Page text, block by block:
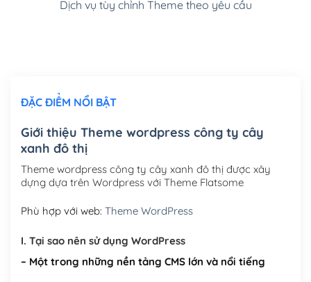
Cài đặt SMTP Mail cho site Wordpress(+100,000₫)
Mua thêm Host + Tên miền
Tên miền quốc tế .com .net .org (1 năm)
(+300,000₫)
Tên miền Việt Nam .vn (1 năm)
Hosting 2GB SSD (1 năm)(+450,000₫)
Hosting 3GB SSD (1 năm)(+550,000₫)
Hosting 5GB SSD (1 năm)
Hosting 8GB SSD (1 năm) (+950,000₫)
Dịch vụ tùy chỉnh Theme theo yêu cầu
ĐẶC ĐIỂM NỔI BẬT
Giới thiệu Theme wordpress công ty cây
xanh đô thị
Theme wordpress công ty cây xanh đô thị được xây
dựng dựa trên Wordpress với Theme Flatsome
Phù hợp với web: Theme WordPress
I. Tại sao nên sử dụng WordPress
– Một trong những nền tảng CMS lớn và nổi tiếng